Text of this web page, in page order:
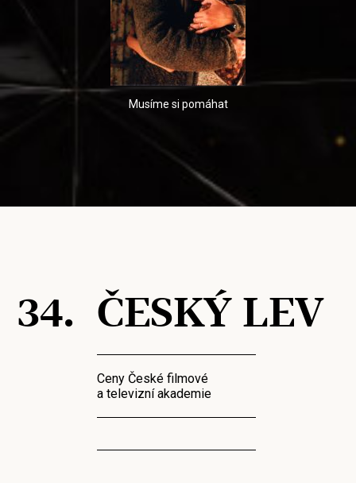
Musíme si pomáhat
34. ČESKÝ LEV
Ceny České filmové
a televizní akademie